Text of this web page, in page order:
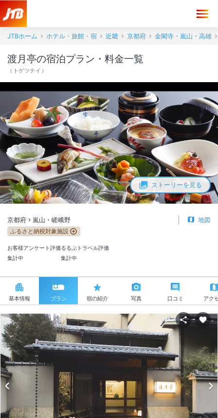
JTBホーム ホテル・旅館・宿 近畿 京都府 金閣寺・嵐山・高雄
ストーリーを見る
渡月亭の宿泊プラン・料金一覧
（ トゲツテイ ）
京都府 嵐山・嵯峨野 地図
ふるさと納税対象施設
お客様アンケート評価
集計中
るるぶトラベル評価
集計中
基本情報 プラン 宿の紹介 写真 口コミ アク